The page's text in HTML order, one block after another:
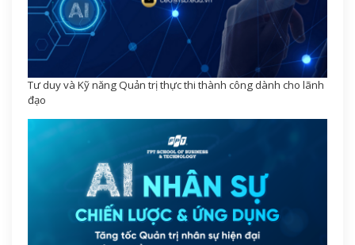
Tư duy và Kỹ năng Quản trị thực thi thành công dành cho lãnh
đạo